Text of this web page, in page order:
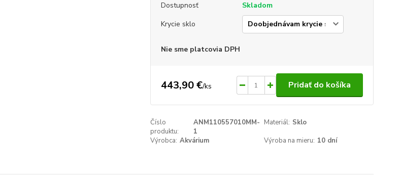
Dostupnosť
Skladom
Krycie sklo
Nie sme platcovia DPH
443,90 €/ks Pridať do košíka
Číslo
produktu:
ANM110557010MM-
1
Materiál: Sklo
Výrobca: Akvárium Výroba na mieru: 10 dní